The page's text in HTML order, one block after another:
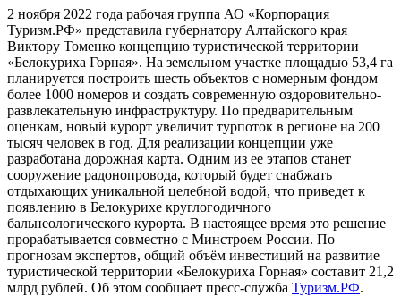
2 ноября 2022 года рабочая группа АО «Корпорация
Туризм.РФ» представила губернатору Алтайского края
Виктору Томенко концепцию туристической территории
«Белокуриха Горная». На земельном участке площадью 53,4 га
планируется построить шесть объектов с номерным фондом
более 1000 номеров и создать современную оздоровительно-
развлекательную инфраструктуру. По предварительным
оценкам, новый курорт увеличит турпоток в регионе на 200
тысяч человек в год. Для реализации концепции уже
разработана дорожная карта. Одним из ее этапов станет
сооружение радонопровода, который будет снабжать
отдыхающих уникальной целебной водой, что приведет к
появлению в Белокурихе круглогодичного
бальнеологического курорта. В настоящее время это решение
прорабатывается совместно с Минстроем России. По
прогнозам экспертов, общий объём инвестиций на развитие
туристической территории «Белокуриха Горная» составит 21,2
млрд рублей. Об этом сообщает пресс-служба Туризм.РФ.